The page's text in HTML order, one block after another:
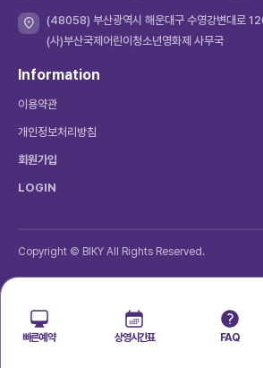
(48058) 부산광역시 해운대구 수영강변대로
(사)부산국제어린이청소년영화제 사무국
Information
이용약관
개인정보처리방침
회원가입
LOGIN
Copyright © BIKY All Rights Reserved.
빠른예약 상영시간표 FAQ